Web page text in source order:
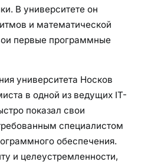
В университете он
и математической
первые программные
университета Носков
в одной из ведущих IT-
показал свои
специалистом
обеспечения.
и целеустремленности,